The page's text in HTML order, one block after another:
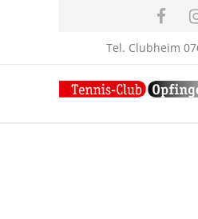
Tel. Clubheim